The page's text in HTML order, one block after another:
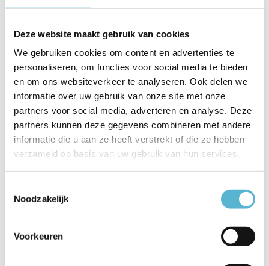
Deze website maakt gebruik van cookies
We gebruiken cookies om content en advertenties te
personaliseren, om functies voor social media te bieden
en om ons websiteverkeer te analyseren. Ook delen we
informatie over uw gebruik van onze site met onze
partners voor social media, adverteren en analyse. Deze
partners kunnen deze gegevens combineren met andere
informatie die u aan ze heeft verstrekt of die ze hebben
verzameld op basis van uw gebruik van hun services.
Noodzakelijk
Voorkeuren
Hanglamp Clear
Egg 14 ...
€1.399,00
Hanglamp Clear
€699,00
Hanglamp Clear
€575,00
Er zijn nog geen reviews geschreven over dit product..